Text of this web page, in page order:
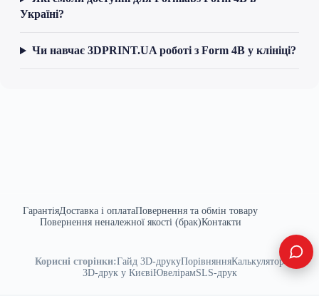
Україні?
Чи навчає 3DPRINT.UA роботі з Form 4B у клініці?
ГарантіяДоставка і оплатаПовернення та обмін товару
Повернення неналежної якості (брак)Контакти
Корисні сторінки:Гайд 3D-друкуПорівнянняКалькулятор
3D-друк у КиєвіЮвелірамSLS-друк